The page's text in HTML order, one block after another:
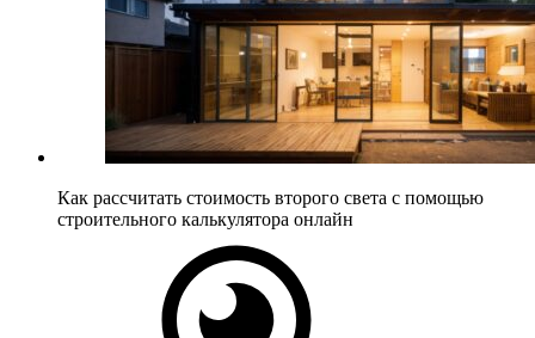
Как рассчитать стоимость второго света с помощью
строительного калькулятора онлайн